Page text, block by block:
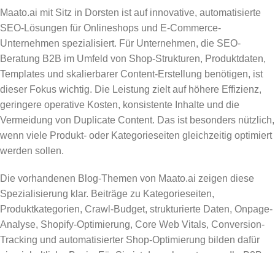
Maato.ai mit Sitz in Dorsten ist auf innovative, automatisierte
SEO-Lösungen für Onlineshops und E-Commerce-
Unternehmen spezialisiert. Für Unternehmen, die SEO-
Beratung B2B im Umfeld von Shop-Strukturen, Produktdaten,
Templates und skalierbarer Content-Erstellung benötigen, ist
dieser Fokus wichtig. Die Leistung zielt auf höhere Effizienz,
geringere operative Kosten, konsistente Inhalte und die
Vermeidung von Duplicate Content. Das ist besonders nützlich,
wenn viele Produkt- oder Kategorieseiten gleichzeitig optimiert
werden sollen.
Die vorhandenen Blog-Themen von Maato.ai zeigen diese
Spezialisierung klar. Beiträge zu Kategorieseiten,
Produktkategorien, Crawl-Budget, strukturierte Daten, Onpage-
Analyse, Shopify-Optimierung, Core Web Vitals, Conversion-
Tracking und automatisierter Shop-Optimierung bilden dafür